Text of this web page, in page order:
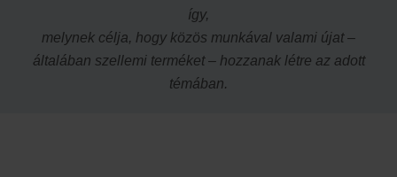
így,
melynek célja, hogy közös munkával valami újat –
általában szellemi terméket – hozzanak létre az adott
témában.